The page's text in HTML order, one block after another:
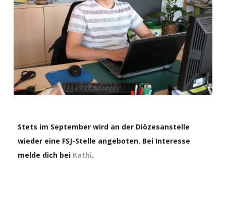
Stets im September wird an der Diözesanstelle
wieder eine FSJ-Stelle angeboten. Bei Interesse
melde dich bei Kathi.